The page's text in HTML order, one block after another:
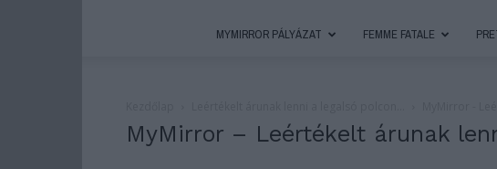
MYMIRROR PÁLYÁZAT FEMME FATALE
MyMirror – Leértékelt árunak